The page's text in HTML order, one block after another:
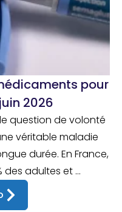
pour
2026
question de volonté
véritable maladie
durée. En France,
des adultes et ...